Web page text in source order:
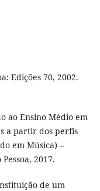
Edições 70, 2002.
ao Ensino Médio em
a partir dos perfis
em Música) –
2017.
de um